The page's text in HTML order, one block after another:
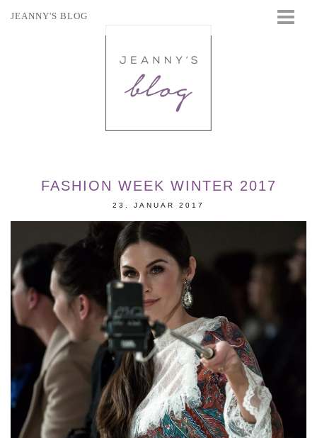
JEANNY'S BLOG
FASHION WEEK WINTER 2017
23. JANUAR 2017